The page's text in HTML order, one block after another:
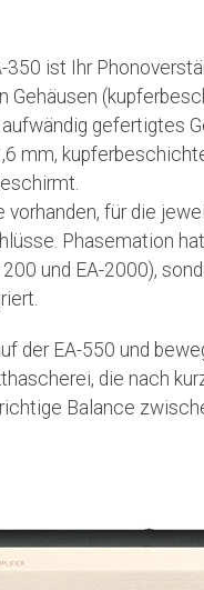
350 ist Ihr
Gehäusen
gefertigtes
mm,
vorhanden, für die
Phasemation
und EA-2000),
der EA-550 und
die nach
Balance